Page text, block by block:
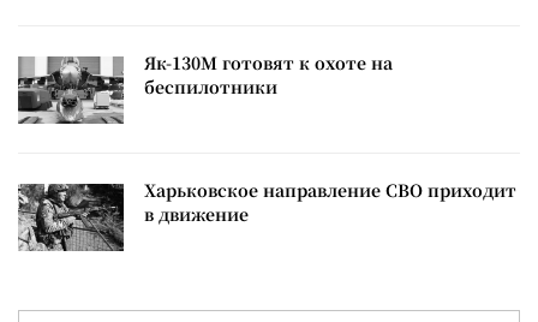
Як-130М готовят к охоте на
беспилотники
Харьковское направление СВО приходит
в движение